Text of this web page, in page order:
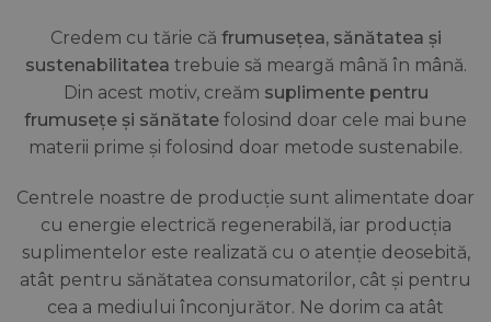
Credem cu tărie că frumusețea, sănătatea și
sustenabilitatea trebuie să meargă mână în mână.
Din acest motiv, creăm suplimente pentru
frumusețe și sănătate folosind doar cele mai bune
materii prime și folosind doar metode sustenabile.
Centrele noastre de producție sunt alimentate doar
cu energie electrică regenerabilă, iar producția
suplimentelor este realizată cu o atenție deosebită,
atât pentru sănătatea consumatorilor, cât și pentru
cea a mediului înconjurător. Ne dorim ca atât